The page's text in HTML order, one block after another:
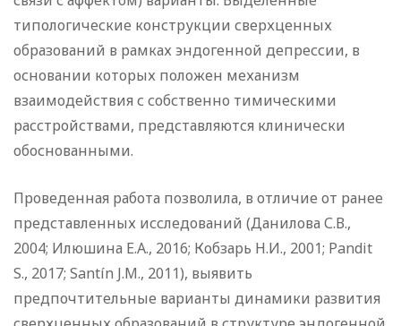
типологические конструкции сверхценных
образований в рамках эндогенной депрессии, в
основании которых положен механизм
взаимодействия с собственно тимическими
расстройствами, представляются клинически
обоснованными.
Проведенная работа позволила, в отли­чие от ранее
представленных исследований (Данилова С.В.,
2004; Илюшина Е.А., 2016; Кобзарь Н.И., 2001; Pandit
S., 2017; Santín J.M., 2011), выявить
предпочтительные варианты динамики развития